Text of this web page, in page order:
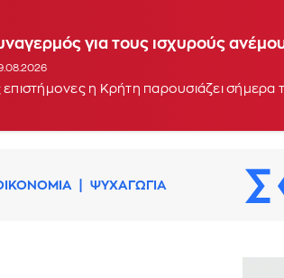
για τους ισχυρούς
η Κρήτη παρουσιάζει σήμερα
ΨΥΧΑΓΩΓΙΑ